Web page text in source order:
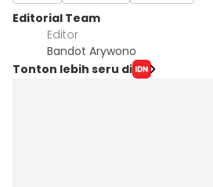
Editorial Team
Editor
Bandot Arywono
Tonton lebih seru di